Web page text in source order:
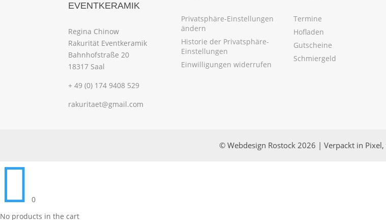
EVENTKERAMIK
Regina Chinow
Rakurität Eventkeramik
Bahnhofstraße 20
18317 Saal
+ 49 (0) 174 9408 529
rakuritaet@gmail.com
Privatsphäre-Einstellungen
ändern
Historie der Privatsphäre-
Einstellungen
Einwilligungen widerrufen
Termine
Hofladen
Gutscheine
Schmiergeld
© Webdesign Rostock 2026 | Verpackt in

0
No products in the cart